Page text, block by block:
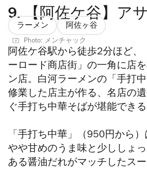
9. 【阿佐ケ谷】ア
ラーメン 阿佐ヶ谷
Photo: メンチャック
阿佐ケ谷駅から徒歩2分ほど、
ーロード商店街」の一角に店
ン店。白河ラーメンの「手打
修業した店主が作る、名店の
ぐ手打ち中華そばが堪能できる
「手打ち中華」（950円から
やや甘めのうま味と少ししょ
ある醤油だれがマッチしたス